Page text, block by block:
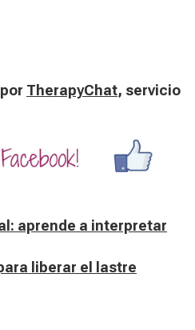
TherapyChat, servicio
aprende a interpretar
liberar el lastre